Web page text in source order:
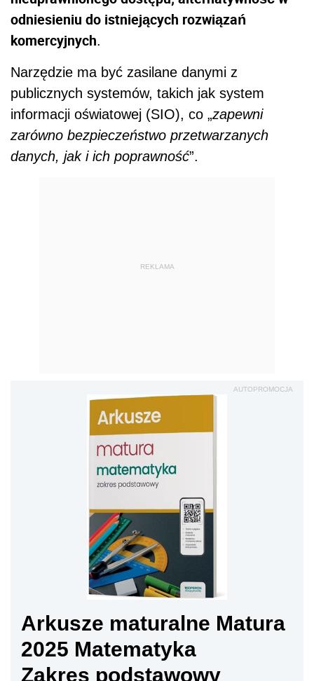
odniesieniu do istniejących rozwiązań
komercyjnych.
Narzędzie ma być zasilane danymi z
publicznych systemów, takich jak system
informacji oświatowej (SIO), co „zapewni
zarówno bezpieczeństwo przetwarzanych
danych, jak i ich poprawność”.
REKLAMA
AUTOPROMOCJA
Arkusze maturalne Matura
2025 Matematyka
Zakres podstawowy